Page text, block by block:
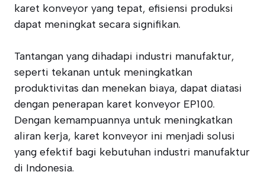
karet konveyor yang tepat, efisiensi produksi
dapat meningkat secara signifikan.
Tantangan yang dihadapi industri manufaktur,
seperti tekanan untuk meningkatkan
produktivitas dan menekan biaya, dapat diatasi
dengan penerapan karet konveyor EP100.
Dengan kemampuannya untuk meningkatkan
aliran kerja, karet konveyor ini menjadi solusi
yang efektif bagi kebutuhan industri manufaktur
di Indonesia.